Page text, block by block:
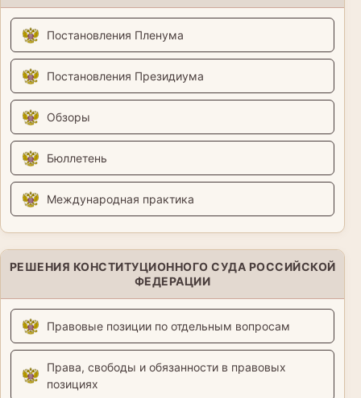
Постановления Пленума
Постановления Президиума
Обзоры
Бюллетень
Международная практика
РЕШЕНИЯ КОНСТИТУЦИОННОГО СУДА РОССИЙСКОЙ
ФЕДЕРАЦИИ
Правовые позиции по отдельным вопросам
Права, свободы и обязанности в правовых
позициях